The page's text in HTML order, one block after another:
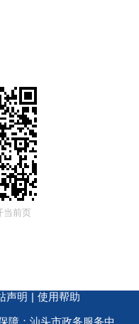
当前页
声明 | 使用帮助
障：汕头市政务服务中